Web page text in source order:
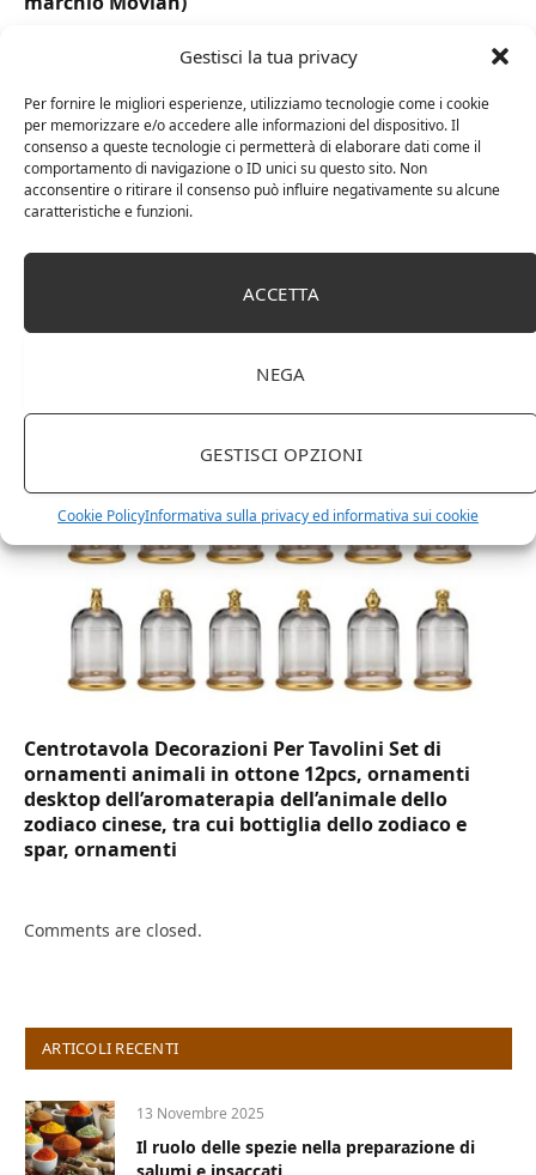
Gestisci la tua privacy
Per fornire le migliori esperienze, utilizziamo tecnologie come i cookie
per memorizzare e/o accedere alle informazioni del dispositivo. Il
consenso a queste tecnologie ci permetterà di elaborare dati come il
comportamento di navigazione o ID unici su questo sito. Non
acconsentire o ritirare il consenso può influire negativamente su alcune
caratteristiche e funzioni.
ACCETTA
NEGA
GESTISCI OPZIONI
Cookie PolicyInformativa sulla privacy ed informativa sui cookie
DOT Horeca Solutions 1000 Bicchieri PET
trasparenti monouso 350 ML tacca 0,3 alta qualità
usa e getta bicchiere riciclabili per acqua bevande
birra cocktail drink
Centrotavola Decorazioni Per Tavolini Set di
ornamenti animali in ottone 12pcs, ornamenti
desktop dell’aromaterapia dell’animale dello
zodiaco cinese, tra cui bottiglia dello zodiaco e
spar, ornamenti
Comments are closed.
ARTICOLI RECENTI
13 Novembre 2025
Il ruolo delle spezie nella preparazione di